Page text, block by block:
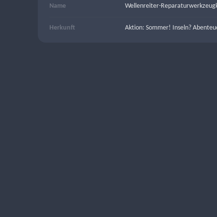
Name Wellenreiter-
Herkunft Aktion: Sommer! Inseln?